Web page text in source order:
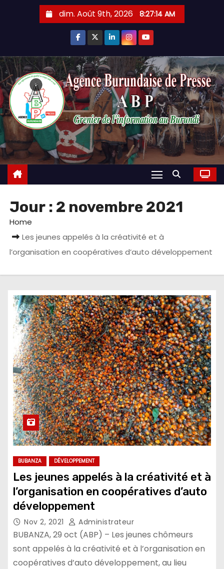
dim. Août 9th, 2026 8:27:15 AM
Jour : 2 novembre 2021
Home
Les jeunes appelés à la créativité et à
l’organisation en coopératives d’auto développement
BUBANZA DÉVELOPPEMENT
Les jeunes appelés à la créativité et à
l’organisation en coopératives d’auto
développement
Nov 2, 2021 Administrateur
BUBANZA, 29 oct (ABP) – Les jeunes chômeurs
sont appelés à la créativité et à l’organisation en
coopératives d’auto développement, au lieu